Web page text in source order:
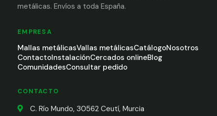
metálicas. Envíos a toda España.
EMPRESA
Mallas metálicasVallas metálicasCatálogoNosotros
ContactoInstalaciónCercados onlineBlog
ComunidadesConsultar pedido
CONTACTO
C. Río Mundo, 30562 Ceutí, Murcia